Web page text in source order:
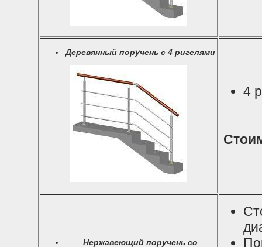
Деревянный поручень с 4 ригелями
4
Нержавеющий поручень со